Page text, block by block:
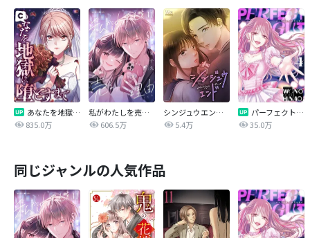
あなたを地獄に堕とすまで
835.0万
私がわたしを売る理由
606.5万
シンジュウエンド【タテヨミ】
5.4万
パーフェクトグリッター
35.0万
同じジャンルの人気作品